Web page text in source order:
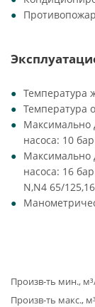
Температура
Температура
Максимально
насоса: 10 бар
Максимально
насоса: 16
N,N4 65/
Произв-ть мин.,
Произв-ть макс.,